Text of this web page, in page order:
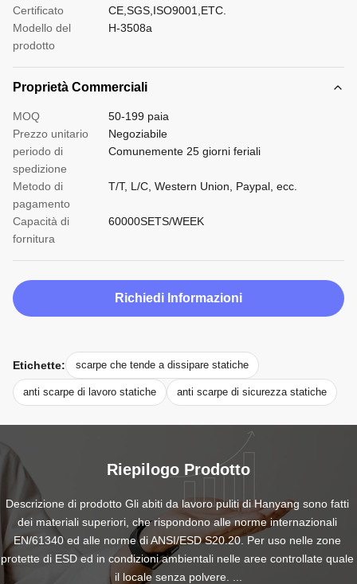
Certificato
CE,SGS,ISO9001,ETC.
Modello del
prodotto
H-3508a
Proprietà Commerciali
MOQ
50-199 paia
Prezzo unitario
Negoziabile
periodo di
spedizione
Comunemente 25 giorni feriali
Metodo di
pagamento
T/T, L/C, Western Union, Paypal, ecc.
Capacità di
fornitura
60000SETS/WEEK
Richiedi Informazioni
Etichette: scarpe che tende a dissipare statiche
anti scarpe di lavoro statiche anti scarpe di sicurezza statiche
Riepilogo Prodotto
Descrizione di prodotto Gli abiti da lavoro puliti di Hanyang sono fatti
dei materiali superiori, che rispondono alle norme internazionali
EN/61340 ed alle norme di ANSI/ESD S20.20. Per uso nelle zone
protette di ESD ed in condizioni ambientali nelle aree controllate quale
il locale senza polvere. ...